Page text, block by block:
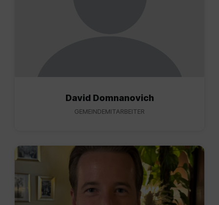
David Domnanovich
GEMEINDEMITARBEITER
IMG_9820.jpg